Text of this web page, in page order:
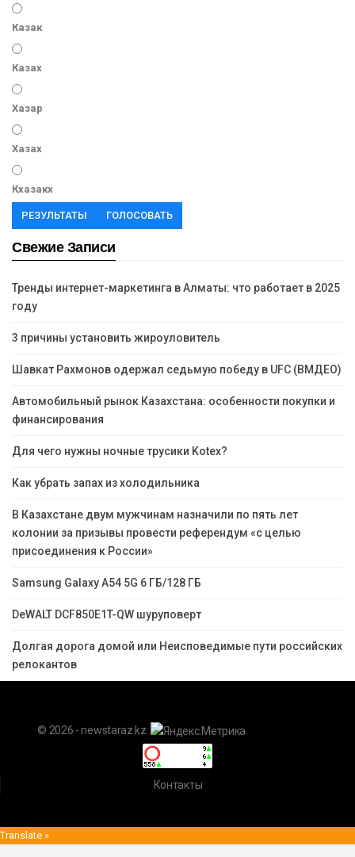
Казак
Казах
Хазар
Хазах
Кхазакх
РЕЗУЛЬТАТЫ ГОЛОСОВАТЬ
Свежие Записи
Тренды интернет-маркетинга в Алматы: что работает в 2025
году
3 причины установить жироуловитель
Шавкат Рахмонов одержал седьмую победу в UFC (ВМДЕО)
Автомобильный рынок Казахстана: особенности покупки и
финансирования
Для чего нужны ночные трусики Kotex?
Как убрать запах из холодильника
В Казахстане двум мужчинам назначили по пять лет
колонии за призывы провести референдум «с целью
присоединения к России»
Samsung Galaxy A54 5G 6 ГБ/128 ГБ
DeWALT DCF850E1T-QW шуруповерт
Долгая дорога домой или Неисповедимые пути российских
релокантов
© 2026 - newstaraz.kz.
Контакты
Translate »